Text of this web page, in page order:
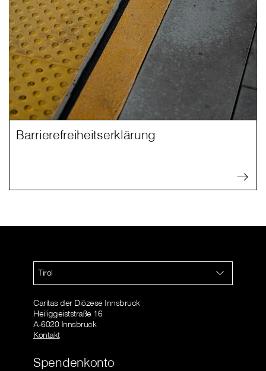
Barrierefreiheitserklärung
Tirol
Caritas der Diözese Innsbruck
Heiliggeiststraße 16
A-6020 Innsbruck
Kontakt
Spendenkonto